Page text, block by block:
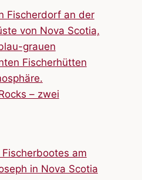
– zwei